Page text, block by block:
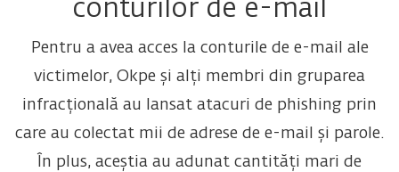
conturilor de e-mail
Pentru a avea acces la conturile de e-mail ale
victimelor, Okpe și alți membri din gruparea
infracțională au lansat atacuri de phishing prin
care au colectat mii de adrese de e-mail și parole.
În plus, aceștia au adunat cantități mari de